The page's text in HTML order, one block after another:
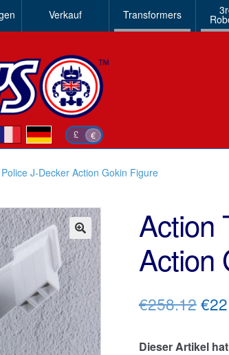
Verkauf Transformers
£ €
de
J-Decker Action Gokin Figure
🔍
Action
Action
€258.12
Dieser Artikel